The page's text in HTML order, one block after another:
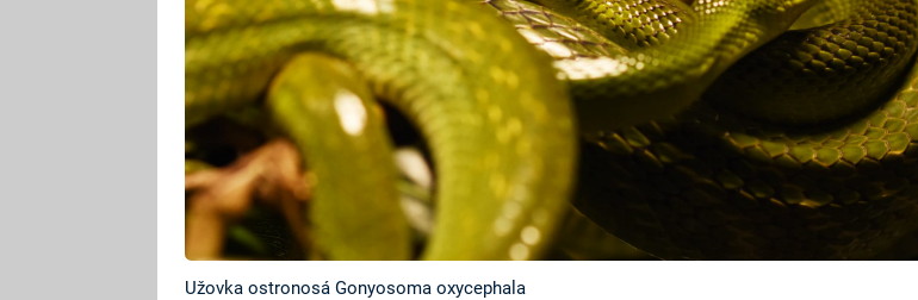
Užovka ostronosá Gonyosoma oxycephala